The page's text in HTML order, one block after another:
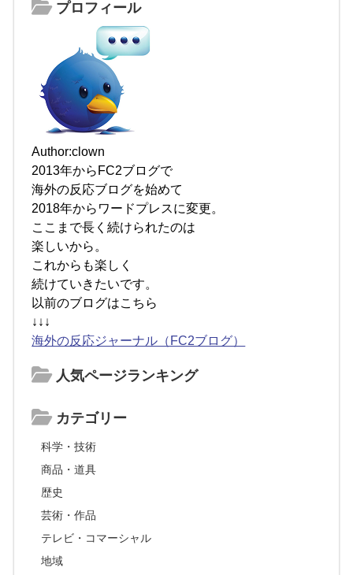
プロフィール
Author:clown
2013年からFC2ブログで
海外の反応ブログを始めて
2018年からワードプレスに変更。
ここまで長く続けられたのは
楽しいから。
これからも楽しく
続けていきたいです。
以前のブログはこちら
↓↓↓
海外の反応ジャーナル（FC2ブログ）
人気ページランキング
カテゴリー
科学・技術
商品・道具
歴史
芸術・作品
テレビ・コマーシャル
地域